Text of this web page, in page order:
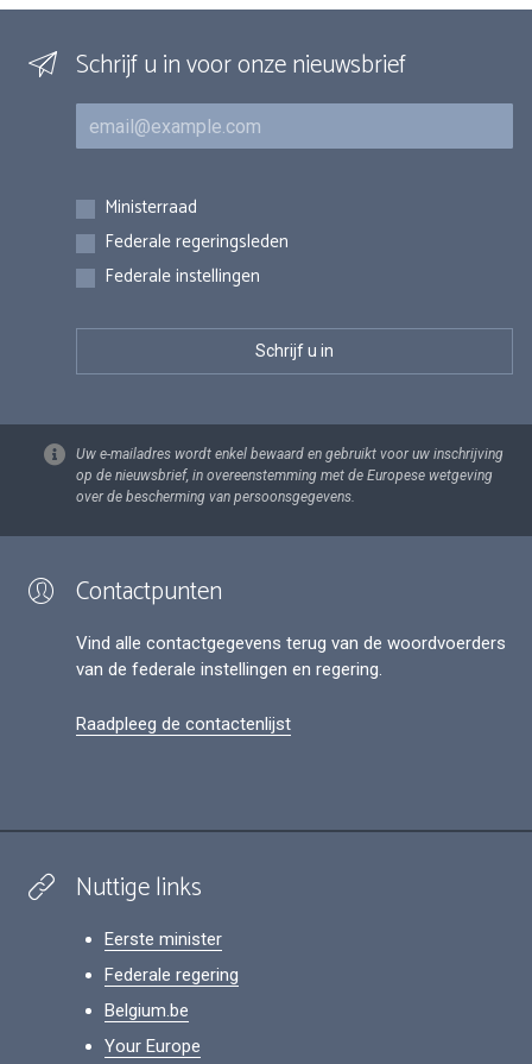
Schrijf u in voor onze nieuwsbrief
E-mail
Inschrijvingen
Ministerraad
Federale regeringsleden
Federale instellingen
Uw e-mailadres wordt enkel bewaard en gebruikt voor uw inschrijving
op de nieuwsbrief, in overeenstemming met de Europese wetgeving
over de bescherming van persoonsgegevens.
Contactpunten
Vind alle contactgegevens terug van de woordvoerders
van de federale instellingen en regering.
Raadpleeg de contactenlijst
Nuttige links
Eerste minister
Federale regering
Belgium.be
Your Europe